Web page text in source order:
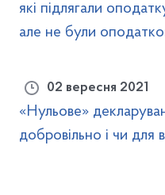
які підлягали
але не були
02 вересня 2021
«Нульове»
добровільно і чи для